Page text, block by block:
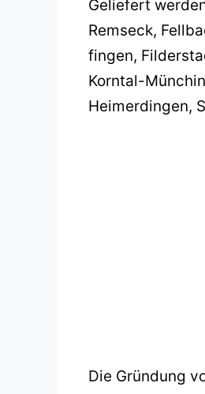
Geliefert
Remseck,
fingen,
Korntal-
Heimer­dingen,
Die Gründung